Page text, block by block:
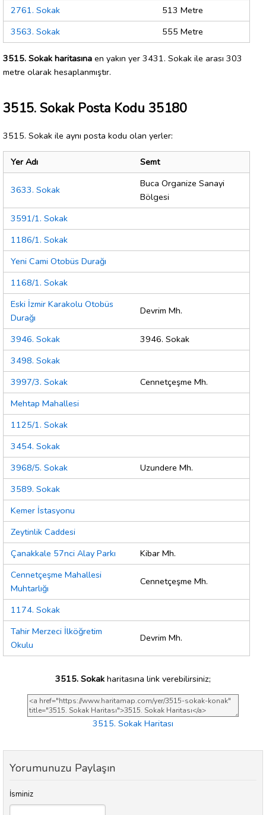
2761. Sokak
513 Metre
3563. Sokak
555 Metre
3515. Sokak haritasına en yakın yer 3431. Sokak ile arası 303
metre olarak hesaplanmıştır.
3515. Sokak Posta Kodu 35180
3515. Sokak ile aynı posta kodu olan yerler:
Yer Adı Semt
3633. Sokak
Buca Organize Sanayi
Bölgesi
3591/1. Sokak
1186/1. Sokak
Yeni Cami Otobüs Durağı
1168/1. Sokak
Eski İzmir Karakolu Otobüs
Durağı
Devrim Mh.
3946. Sokak
3946. Sokak
3498. Sokak
3997/3. Sokak
Cennetçeşme Mh.
Mehtap Mahallesi
1125/1. Sokak
3454. Sokak
3968/5. Sokak
Uzundere Mh.
3589. Sokak
Kemer İstasyonu
Zeytinlik Caddesi
Çanakkale 57nci Alay Parkı
Kibar Mh.
Cennetçeşme Mahallesi
Muhtarlığı
Cennetçeşme Mh.
1174. Sokak
Tahir Merzeci İlköğretim
Okulu
Devrim Mh.
3515. Sokak haritasına link verebilirsiniz;
3515. Sokak Haritası
Yorumunuzu Paylaşın
İsminiz